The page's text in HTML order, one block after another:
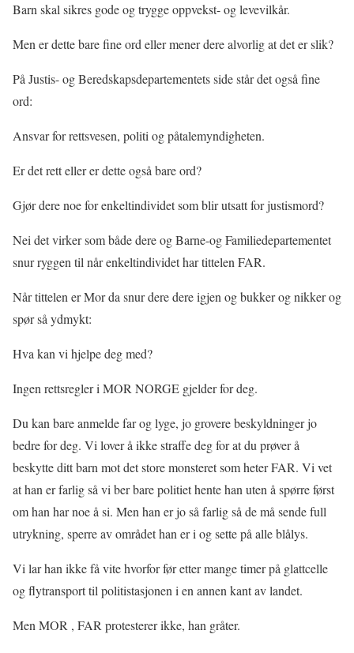
Barn skal sikres gode og trygge oppvekst- og levevilkår.
Men er dette bare fine ord eller mener dere alvorlig at det er slik?
På Justis- og Beredskapsdepartementets side står det også fine
ord:
Ansvar for rettsvesen, politi og påtalemyndigheten.
Er det rett eller er dette også bare ord?
Gjør dere noe for enkeltindividet som blir utsatt for justismord?
Nei det virker som både dere og Barne-og Familiedepartementet
snur ryggen til når enkeltindividet har tittelen FAR.
Når tittelen er Mor da snur dere dere igjen og bukker og nikker og
spør så ydmykt:
Hva kan vi hjelpe deg med?
Ingen rettsregler i MOR NORGE gjelder for deg.
Du kan bare anmelde far og lyge, jo grovere beskyldninger jo
bedre for deg. Vi lover å ikke straffe deg for at du prøver å
beskytte ditt barn mot det store monsteret som heter FAR. Vi vet
at han er farlig så vi ber bare politiet hente han uten å spørre først
om han har noe å si. Men han er jo så farlig så de må sende full
utrykning, sperre av området han er i og sette på alle blålys.
Vi lar han ikke få vite hvorfor før etter mange timer på glattcelle
og flytransport til politistasjonen i en annen kant av landet.
Men MOR , FAR protesterer ikke, han gråter.